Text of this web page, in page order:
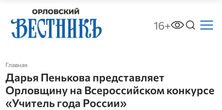
16+
Главная
Дарья Пенькова представляет
Орловщину на Всероссийском конкурсе
«Учитель года России»